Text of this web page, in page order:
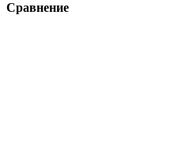
Сравнение